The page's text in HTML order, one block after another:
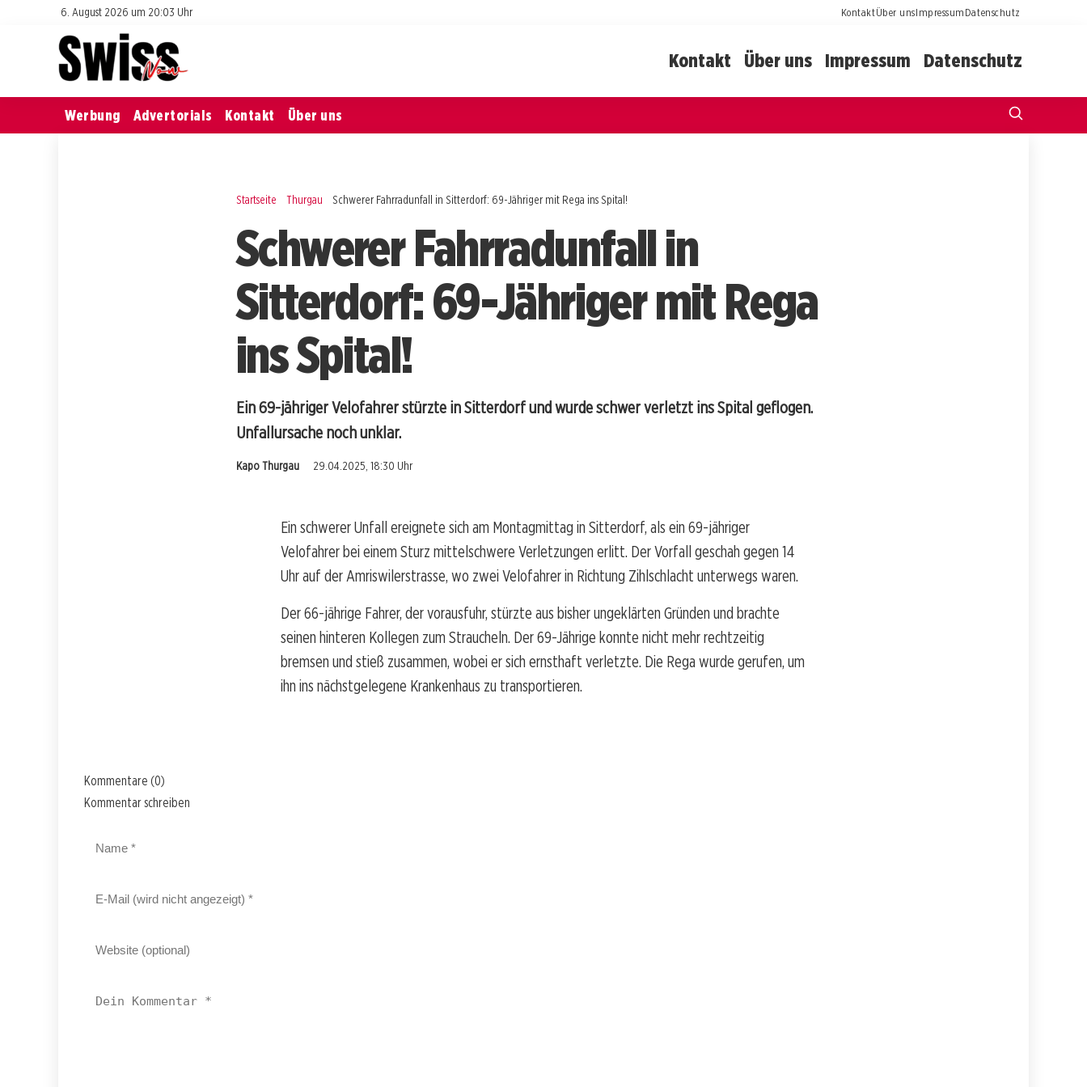
6. August 2026 um 20:03 Uhr KontaktÜber unsImpressumDatenschutz
Kontakt Über uns Impressum Datenschutz
Werbung Advertorials Kontakt Über uns
Startseite Thurgau Schwerer Fahrradunfall in Sitterdorf: 69-Jähriger mit Rega ins Spital!
Schwerer Fahrradunfall in
Sitterdorf: 69-Jähriger mit Rega
ins Spital!
Ein 69-jähriger Velofahrer stürzte in Sitterdorf und wurde schwer verletzt ins Spital geflogen.
Unfallursache noch unklar.
Kapo Thurgau 29.04.2025, 18:30 Uhr
Ein schwerer Unfall ereignete sich am Montagmittag in Sitterdorf, als ein 69-jähriger
Velofahrer bei einem Sturz mittelschwere Verletzungen erlitt. Der Vorfall geschah gegen 14
Uhr auf der Amriswilerstrasse, wo zwei Velofahrer in Richtung Zihlschlacht unterwegs waren.
Der 66-jährige Fahrer, der vorausfuhr, stürzte aus bisher ungeklärten Gründen und brachte
seinen hinteren Kollegen zum Straucheln. Der 69-Jährige konnte nicht mehr rechtzeitig
bremsen und stieß zusammen, wobei er sich ernsthaft verletzte. Die Rega wurde gerufen, um
ihn ins nächstgelegene Krankenhaus zu transportieren.
Kommentare (0)
Kommentar schreiben